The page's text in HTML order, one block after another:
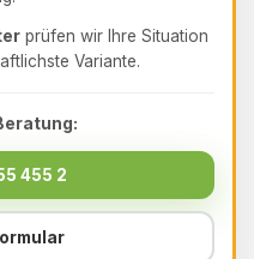
prüfen wir Ihre Situation
Variante.
455 2